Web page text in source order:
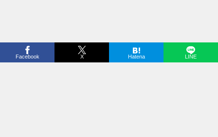
Facebook X Hatena LINE